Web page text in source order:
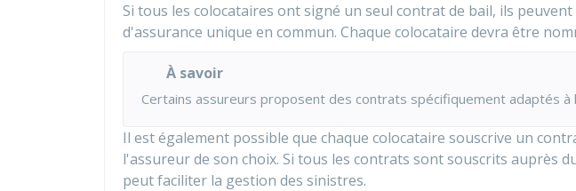
Si tous les colocataires ont signé un seul contrat de bail, ils
d'assurance unique en commun. Chaque colocataire devra être
À savoir
Certains assureurs proposent des contrats spécifiquement adaptés à
Il est également possible que chaque colocataire souscrive un
l'assureur de son choix. Si tous les contrats sont souscrits auprès
peut faciliter la gestion des sinistres.